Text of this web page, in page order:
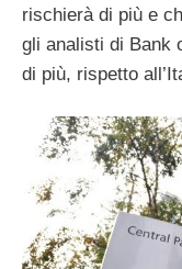
rischierà di più e
gli analisti di Bank
di più, rispetto